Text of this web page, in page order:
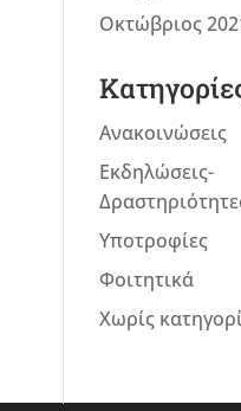
Οκτώβριος
Ανακοινώσεις
Εκδηλώσεις-
Υποτροφίες
Φοιτητικά
Χωρίς